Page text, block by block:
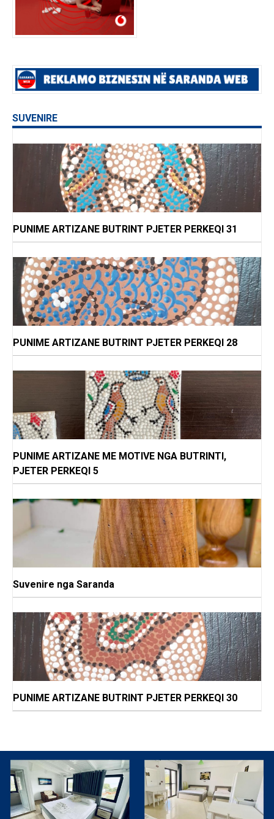
SUVENIRE
PUNIME ARTIZANE BUTRINT PJETER PERKEQI 31
PUNIME ARTIZANE BUTRINT PJETER PERKEQI 28
PUNIME ARTIZANE ME MOTIVE NGA BUTRINTI,
PJETER PERKEQI 5
Suvenire nga Saranda
PUNIME ARTIZANE BUTRINT PJETER PERKEQI 30